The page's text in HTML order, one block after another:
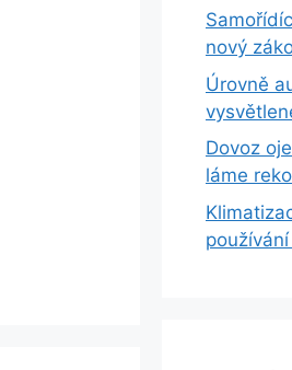
nový
Úrovně
Dovoz
láme